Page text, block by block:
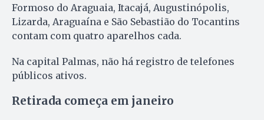
Formoso do Araguaia, Itacajá, Augustinópolis,
Lizarda, Araguaína e São Sebastião do Tocantins
contam com quatro aparelhos cada.
Na capital Palmas, não há registro de telefones
públicos ativos.
Retirada começa em janeiro